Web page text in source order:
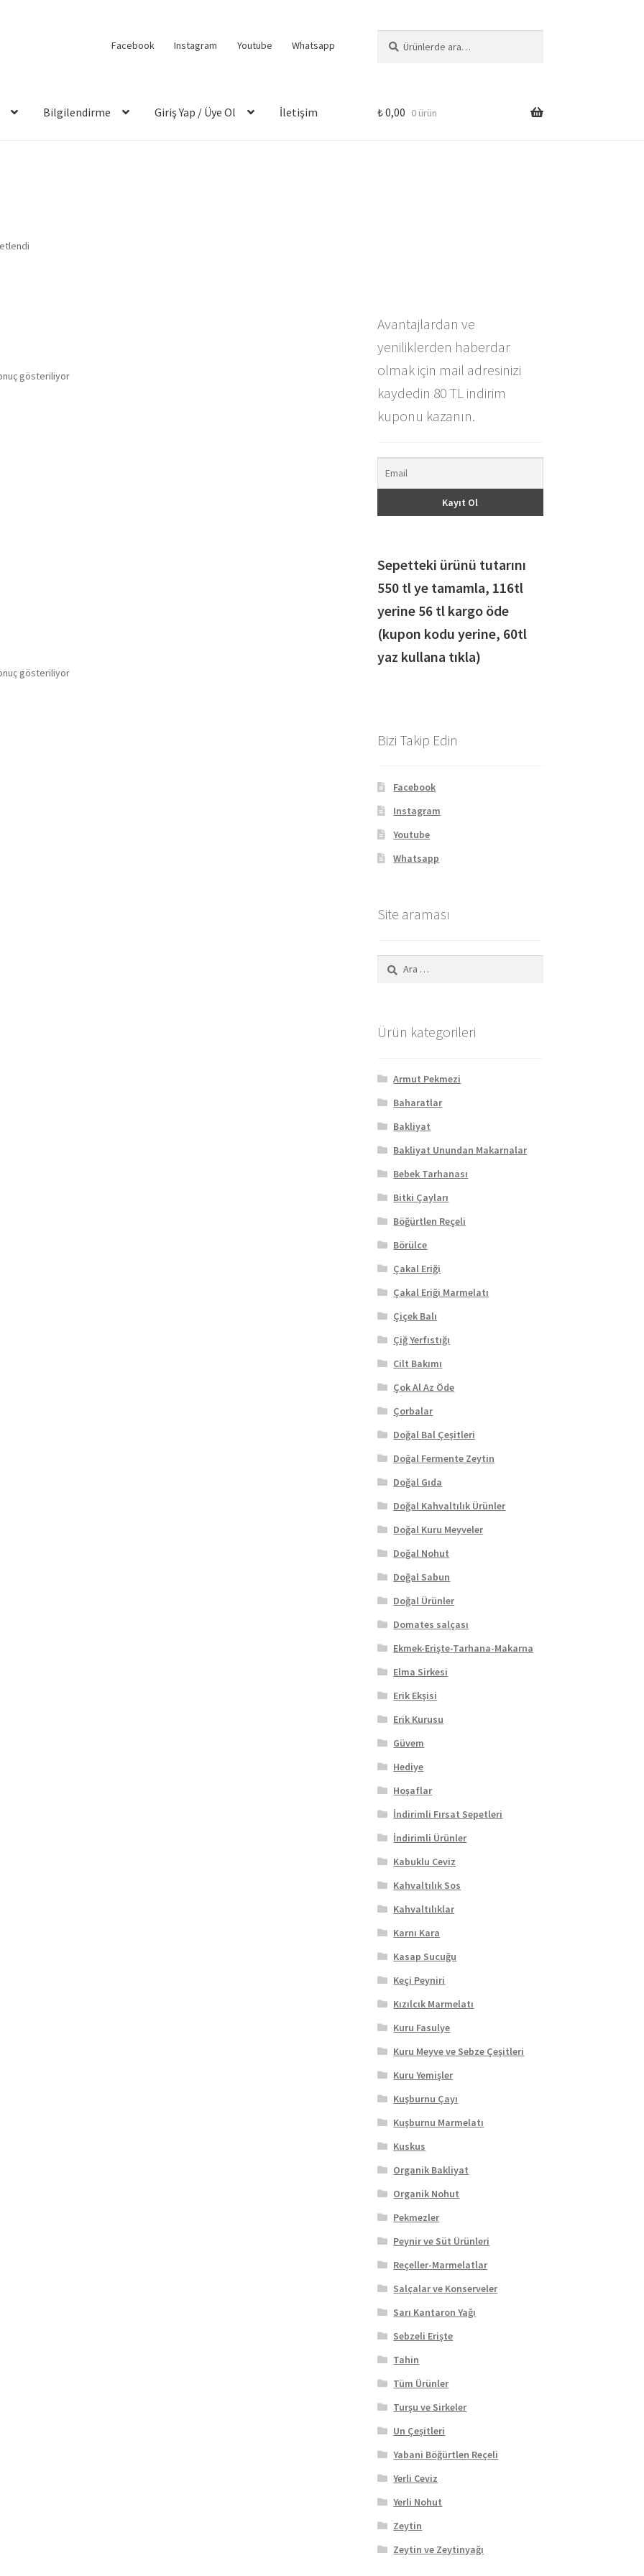
Facebook Instagram Youtube Whatsapp
Bilgilendirme Giriş Yap / Üye Ol İletişim ₺0,00 0 ürün
gösteriliyor
gösteriliyor
Avantajlardan ve
yeniliklerden haberdar
olmak için mail adresinizi
kaydedin 80 TL indirim
kuponu kazanın.
Sepetteki ürünü tutarını
550 tl ye tamamla, 116tl
yerine 56 tl kargo öde
(kupon kodu yerine, 60tl
yaz kullana tıkla)
Bizi Takip Edin
Facebook
Instagram
Youtube
Whatsapp
Site araması
Arama:
Ürün kategorileri
Armut Pekmezi
Baharatlar
Bakliyat
Bakliyat Unundan Makarnalar
Bebek Tarhanası
Bitki Çayları
Böğürtlen Reçeli
Börülce
Çakal Eriği
Çakal Eriği Marmelatı
Çiçek Balı
Çiğ Yerfıstığı
Cilt Bakımı
Çok Al Az Öde
Çorbalar
Doğal Bal Çeşitleri
Doğal Fermente Zeytin
Doğal Gıda
Doğal Kahvaltılık Ürünler
Doğal Kuru Meyveler
Doğal Nohut
Doğal Sabun
Doğal Ürünler
Domates salçası
Ekmek-Erişte-Tarhana-Makarna
Elma Sirkesi
Erik Ekşisi
Erik Kurusu
Güvem
Hediye
Hoşaflar
İndirimli Fırsat Sepetleri
İndirimli Ürünler
Kabuklu Ceviz
Kahvaltılık Sos
Kahvaltılıklar
Karnı Kara
Kasap Sucuğu
Keçi Peyniri
Kızılcık Marmelatı
Kuru Fasulye
Kuru Meyve ve Sebze Çeşitleri
Kuru Yemişler
Kuşburnu Çayı
Kuşburnu Marmelatı
Kuskus
Organik Bakliyat
Organik Nohut
Pekmezler
Peynir ve Süt Ürünleri
Reçeller-Marmelatlar
Salçalar ve Konserveler
Sarı Kantaron Yağı
Sebzeli Erişte
Tahin
Tüm Ürünler
Turşu ve Sirkeler
Un Çeşitleri
Yabani Böğürtlen Reçeli
Yerli Ceviz
Yerli Nohut
Zeytin
Zeytin ve Zeytinyağı